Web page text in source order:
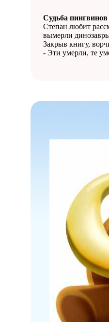
Судьба пингвинов
Степан любит
вымерли
Закрыв книгу,
- Эти умерли, те